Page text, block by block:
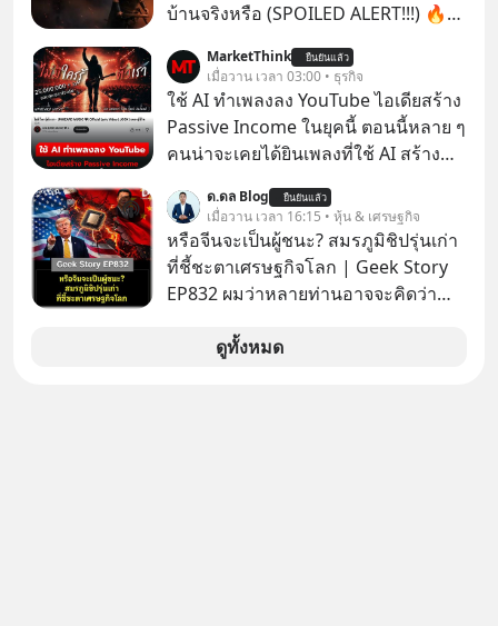
บ้านจริงหรือ (SPOILED ALERT!!!) 🔥
MarketThink ยืนยันแล้ว
เมื่อวาน เวลา 03:00 • ธุรกิจ
ใช้ AI ทำเพลงลง YouTube ไอเดียสร้าง
Passive Income ในยุคนี้ ตอนนี้หลาย ๆ
คนน่าจะเคยได้ยินเพลงที่ใช้ AI สร้าง
รู้ตัวเรา” จากช่องชื่อว่า UNHEARD
MUSIC ที่ตอนนี้มียอดรับชมกว่า 26
ล้านครั้งแล้ว
ด.ดล Blog ยืนยันแล้ว
เมื่อวาน เวลา 16:15 • หุ้น & เศรษฐกิจ
หรือจีนจะเป็นผู้ชนะ? สมรภูมิชิปรุ่นเก่า
ที่ชี้ชะตาเศรษฐกิจโลก | Geek Story
EP832 ผมว่าหลายท่านอาจจะคิดว่า
คิดใหม่ได้เลยครับ! ในขณะที่โลกโฟกัส
ดูทั้งหมด